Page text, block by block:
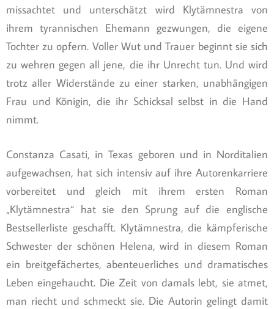
missachtet und unterschätzt wird Klytämnestra von
ihrem tyrannischen Ehemann gezwungen, die eigene
Tochter zu opfern. Voller Wut und Trauer beginnt sie sich
zu wehren gegen all jene, die ihr Unrecht tun. Und wird
trotz aller Widerstände zu einer starken, unabhängigen
Frau und Königin, die ihr Schicksal selbst in die Hand
nimmt.
Constanza Casati, in Texas geboren und in Norditalien
aufgewachsen, hat sich intensiv auf ihre Autorenkarriere
vorbereitet und gleich mit ihrem ersten Roman
„Klytämnestra“ hat sie den Sprung auf die englische
Bestsellerliste geschafft. Klytämnestra, die kämpferische
Schwester der schönen Helena, wird in diesem Roman
ein breitgefächertes, abenteuerliches und dramatisches
Leben eingehaucht. Die Zeit von damals lebt, sie atmet,
man riecht und schmeckt sie. Die Autorin gelingt damit